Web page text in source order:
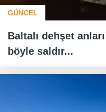
GÜNCEL
Baltalı dehşet
böyle saldır...